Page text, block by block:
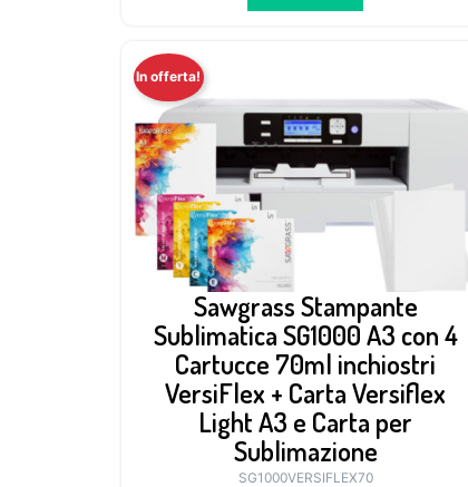
In offerta!
Sawgrass Stampante
Sublimatica SG1000 A3 con 4
Cartucce 70ml inchiostri
VersiFlex + Carta Versiflex
Light A3 e Carta per
Sublimazione
SG1000VERSIFLEX70